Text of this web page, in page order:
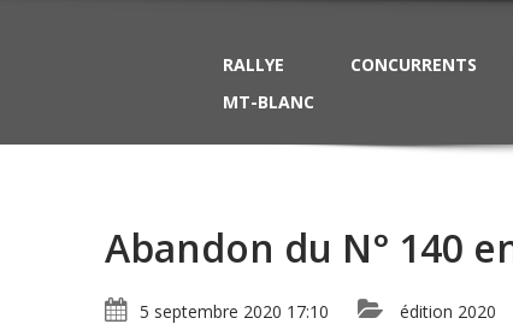
RALLYE
MT-BLANC
CONCURRENTS
Abandon du N° 140
5 septembre 2020 17:10 édition 2020